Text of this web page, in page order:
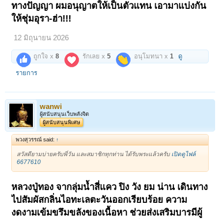
ทางปัญญา ผมอนุญาตให้เป็นตัวแทน เอามาแบ่งกัน
ให้ชุ่มอุรา-ฮ่า!!!
12 มิถุนายน 2026
ถูกใจ x8 รักเลย x5 อนุโมทนา x1 ดู
รายการ
wanwi
ผู้สนับสนุนเว็บพลังจิต
ผู้สนับสนุนพิเศษ
พวงสุวรรณ์ said: ↑
สวัสดียามบ่ายครับพี่วัน และสมาชิกทุกท่าน ได้รับพระแล้วครับ เปิดดูไฟล์
6677610
หลวงปู่ทอง จากลุ่มน้ำสี่แคว ปิง วัง ยม น่าน เดินทาง
ไปสัมผัสกลิ่นไอทะเลตะวันออกเรียบร้อย ความ
งดงามเข้มขรึมขลังของเนื้อหา ช่วยส่งเสริมบารมีผู้